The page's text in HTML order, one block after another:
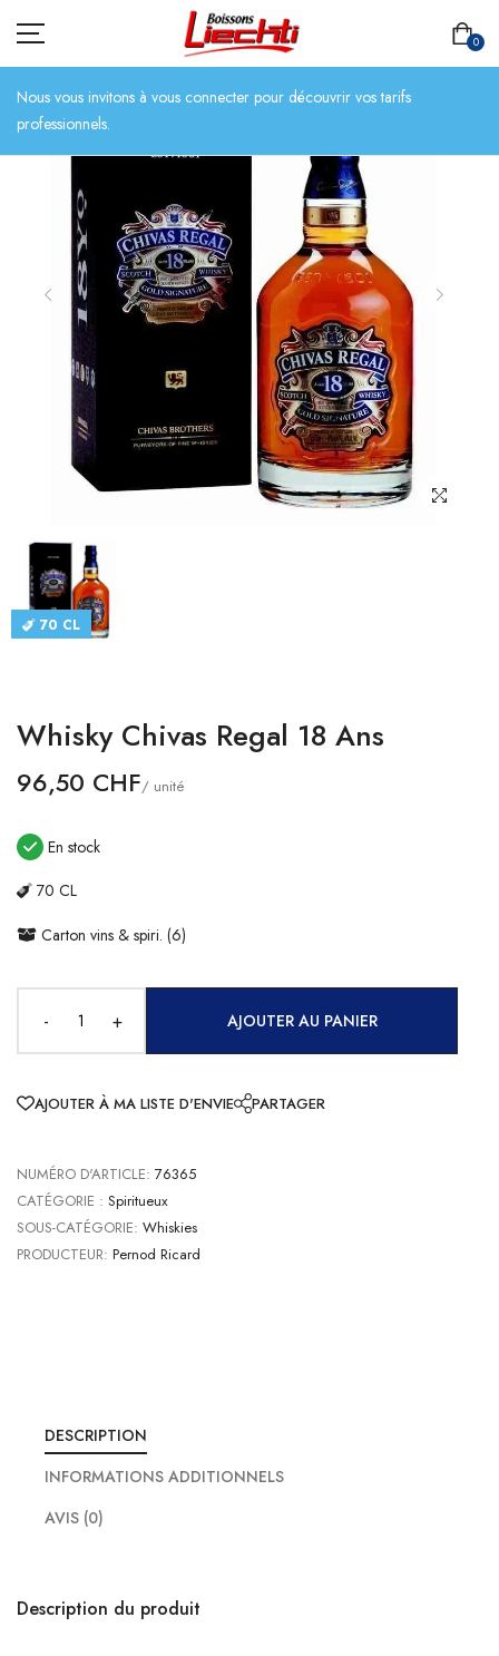
0
ACCUEIL
TOUT L’ASSORTIMENT
BIÈRES
BOISSONS SANS ALCOOL
CHAMPAGNES
SPIRITUEUX
CATALOGUES
CONTACT
Devise
Nous vous invitons à vous connecter pour découvrir vos tarifs
professionnels.
70 CL
Whisky Chivas Regal 18 Ans
96,50 CHF/ unité
En stock
70 CL
Carton vins & spiri. (6)
- + AJOUTER AU PANIER
AJOUTER À MA LISTE D'ENVIE PARTAGER
NUMÉRO D'ARTICLE: 76365
CATÉGORIE : Spiritueux
SOUS-CATÉGORIE: Whiskies
PRODUCTEUR: Pernod Ricard
DESCRIPTION
INFORMATIONS ADDITIONNELS
AVIS (0)
Description du produit